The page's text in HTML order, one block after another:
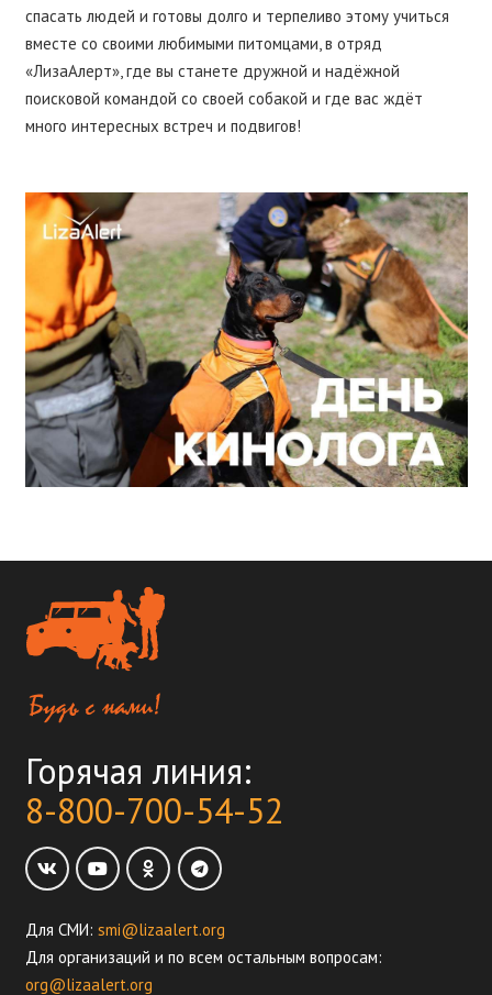
спасать людей и готовы долго и терпеливо этому учиться
вместе со своими любимыми питомцами, в отряд
«ЛизаАлерт», где вы станете дружной и надёжной
поисковой командой со своей собакой и где вас ждёт
много интересных встреч и подвигов!
Горячая линия:
8-800-700-54-52
Для СМИ: smi@lizaalert.org
Для организаций и по всем остальным вопросам:
org@lizaalert.org